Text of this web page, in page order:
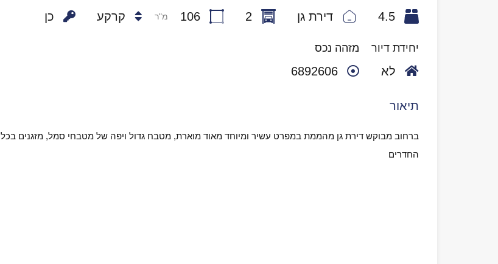
4.5 דירת גן 2
106 מ"ר קרקע כן
יחידת דיור
לא
מזהה נכס
6892606
תיאור
ברחוב מבוקש דירת גן מהממת במפרט עשיר ומיוחד מאוד מוארת, מטבח גדול ויפה של מטבחי סמל, מזגנים בכל
החדרים